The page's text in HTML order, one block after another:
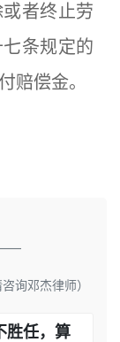
者终止劳
条规定的
赔偿金。
询邓杰律师）
胜任，算